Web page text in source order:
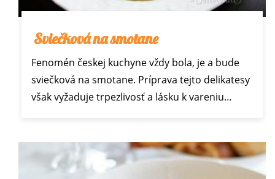
Sviečková na smotane
Fenomén českej kuchyne vždy bola, je a bude
sviečková na smotane. Príprava tejto delikatesy
však vyžaduje trpezlivosť a lásku k vareniu…